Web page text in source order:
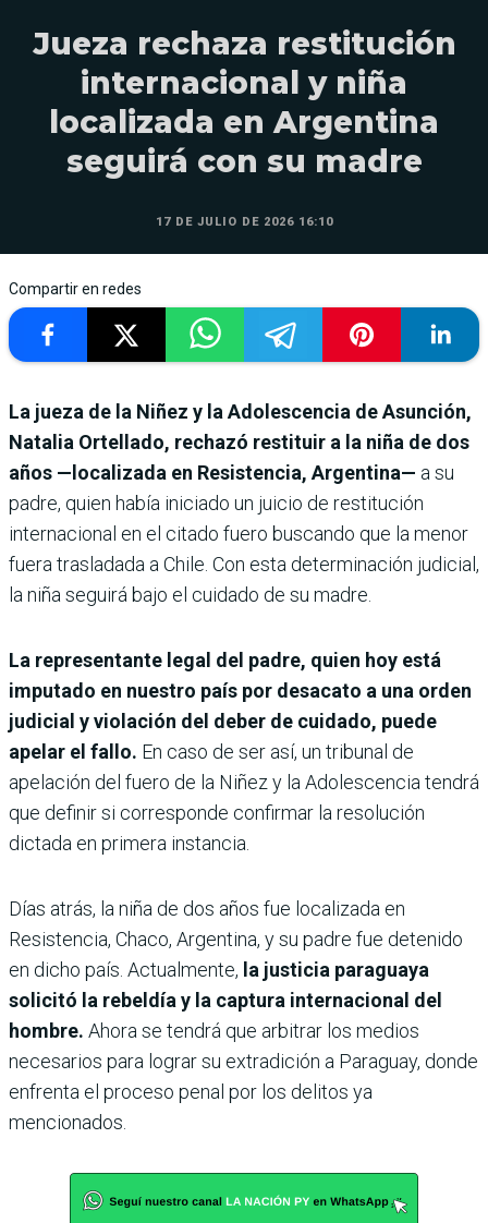
Jueza rechaza restitución
internacional y niña
localizada en Argentina
seguirá con su madre
17 DE JULIO DE 2026 16:10
Compartir en redes
La jueza de la Niñez y la Adolescencia de Asunción,
Natalia Ortellado, rechazó restituir a la niña de dos
años —localizada en Resistencia, Argentina— a su
padre, quien había iniciado un juicio de restitución
internacional en el citado fuero buscando que la menor
fuera trasladada a Chile. Con esta determinación judicial,
la niña seguirá bajo el cuidado de su madre.
La representante legal del padre, quien hoy está
imputado en nuestro país por desacato a una orden
judicial y violación del deber de cuidado, puede
apelar el fallo. En caso de ser así, un tribunal de
apelación del fuero de la Niñez y la Adolescencia tendrá
que definir si corresponde confirmar la resolución
dictada en primera instancia.
Días atrás, la niña de dos años fue localizada en
Resistencia, Chaco, Argentina, y su padre fue detenido
en dicho país. Actualmente, la justicia paraguaya
solicitó la rebeldía y la captura internacional del
hombre. Ahora se tendrá que arbitrar los medios
necesarios para lograr su extradición a Paraguay, donde
enfrenta el proceso penal por los delitos ya
mencionados.